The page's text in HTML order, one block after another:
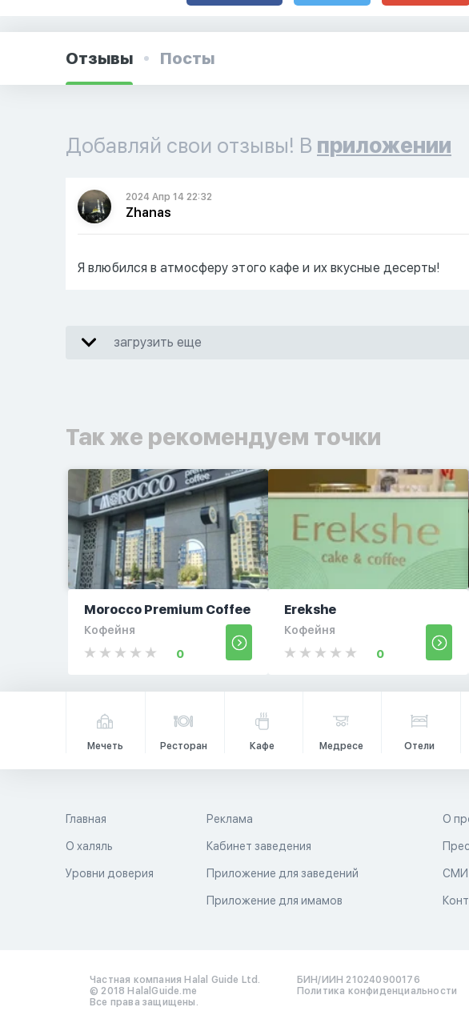
Отзывы Посты
Добавляй свои отзывы! В приложении
2024 Апр 14 22:32
Zhanas
Я влюбился в атмосферу этого кафе и их вкусные десерты!
загрузить еще
Так же рекомендуем точки
Morocco Premium Coffee
Кофейня
0
Erekshe
Кофейня
0
Мечеть Ресторан Кафе Медресе Отели
Главная
О халяль
Уровни доверия
Реклама
Кабинет заведения
Приложение для заведений
Приложение для имамов
О
СМИ
Частная компания Halal Guide Ltd.
© 2018 HalalGuide.me
Все права защищены.
БИН/ИИН 210240900176
Политика конфиденциальности